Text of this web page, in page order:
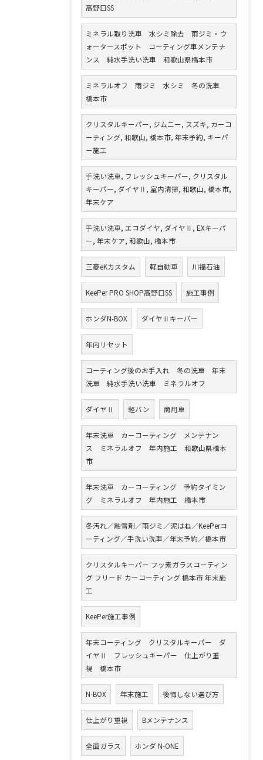
高野口SS
ミネラル取り洗車 水シミ除去 雨ジミ・ウ
ォータースポット コーティング車メンテナ
ンス 純水手洗い洗車 和歌山県橋本市
ミネラルオフ 雨ジミ 水シミ 冬の洗車
橋本市
クリスタルキーパー, ジムニー, スズキ, カーコ
ーティング, 和歌山, 橋本市, 年末予約, キーパ
ー施工
手洗い洗車, フレッシュキーパー, クリスタル
キーパー, ダイヤⅡ, 室内清掃, 和歌山, 橋本市,
年末ケア
手洗い洗車, エコダイヤ, ダイヤⅡ, EXキーパ
ー, 年末ケア, 和歌山, 橋本市
三菱eKカスタム 軽自動車 川福石油
KeePer PRO SHOP高野口SS 施工事例
ホンダN-BOX ダイヤⅡキーパー
年内リセット
コーティング後のお手入れ 冬の洗車 年末
洗車 純水手洗い洗車 ミネラルオフ
ダイヤⅡ 軽バン 商用車
年末洗車 カーコーティング メンテナン
ス ミネラルオフ 年内施工 和歌山県橋本
市
年末洗車 カーコーティング 予約タイミン
グ ミネラルオフ 年内施工 橋本市
冬汚れ／融雪剤／雨ジミ／泥はね／KeePerコ
ーティング／手洗い洗車／年末予約／橋本市
クリスタルキーパー フッ素ガラスコーティン
グ フリード カーコーティング 橋本市 年末施
工
KeePer施工事例
年末コーティング クリスタルキーパー ダ
イヤⅡ フレッシュキーパー 仕上がり重
視 橋本市
N-BOX 年末施工 後悔しない選び方
仕上がり重視 Bメンテナンス
全面ガラス ホンダ N-ONE